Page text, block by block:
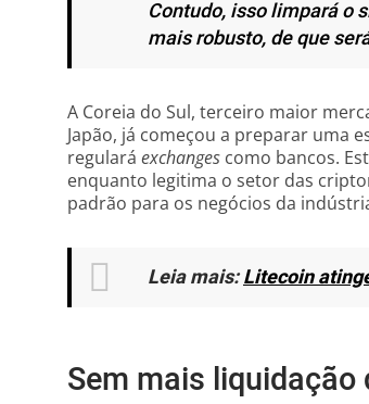
Contudo, isso limpará o
mais robusto, de que
A Coreia do Sul, terceiro maior
Japão, já começou a preparar uma
regulará exchanges como bancos.
enquanto legitima o setor das
padrão para os negócios da
Leia mais:Litecoin
Sem mais liquidação